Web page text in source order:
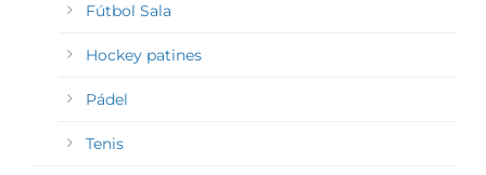
Fútbol Sala
Hockey patines
Pádel
Tenis